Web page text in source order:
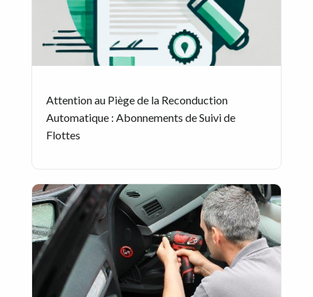
Attention au Piège de la Reconduction
Automatique : Abonnements de Suivi de
Flottes